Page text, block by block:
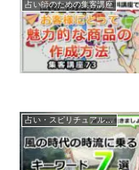
占い師のための集客講座
占い・スピリチュアルビジネス